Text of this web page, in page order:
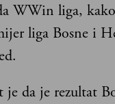
WWin liga, kako
liga Bosne i
je da je rezultat